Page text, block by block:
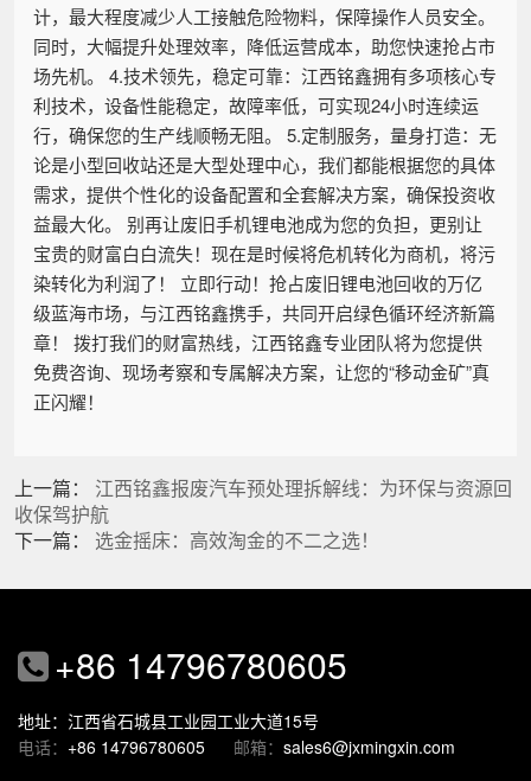
计，最大程度减少人工接触危险物料，保障操作人员安全。
同时，大幅提升处理效率，降低运营成本，助您快速抢占市
场先机。 4.技术领先，稳定可靠：江西铭鑫拥有多项核心专
利技术，设备性能稳定，故障率低，可实现24小时连续运
行，确保您的生产线顺畅无阻。 5.定制服务，量身打造：无
论是小型回收站还是大型处理中心，我们都能根据您的具体
需求，提供个性化的设备配置和全套解决方案，确保投资收
益最大化。 别再让废旧手机锂电池成为您的负担，更别让
宝贵的财富白白流失！现在是时候将危机转化为商机，将污
染转化为利润了！ 立即行动！抢占废旧锂电池回收的万亿
级蓝海市场，与江西铭鑫携手，共同开启绿色循环经济新篇
章！ 拨打我们的财富热线，江西铭鑫专业团队将为您提供
免费咨询、现场考察和专属解决方案，让您的“移动金矿”真
正闪耀！
上一篇： 江西铭鑫报废汽车预处理拆解线：为环保与资源回
收保驾护航
下一篇： 选金摇床：高效淘金的不二之选！
+86 14796780605
地址：江西省石城县工业园工业大道15号
电话： +86 14796780605 邮箱： sales6@jxmingxin.com